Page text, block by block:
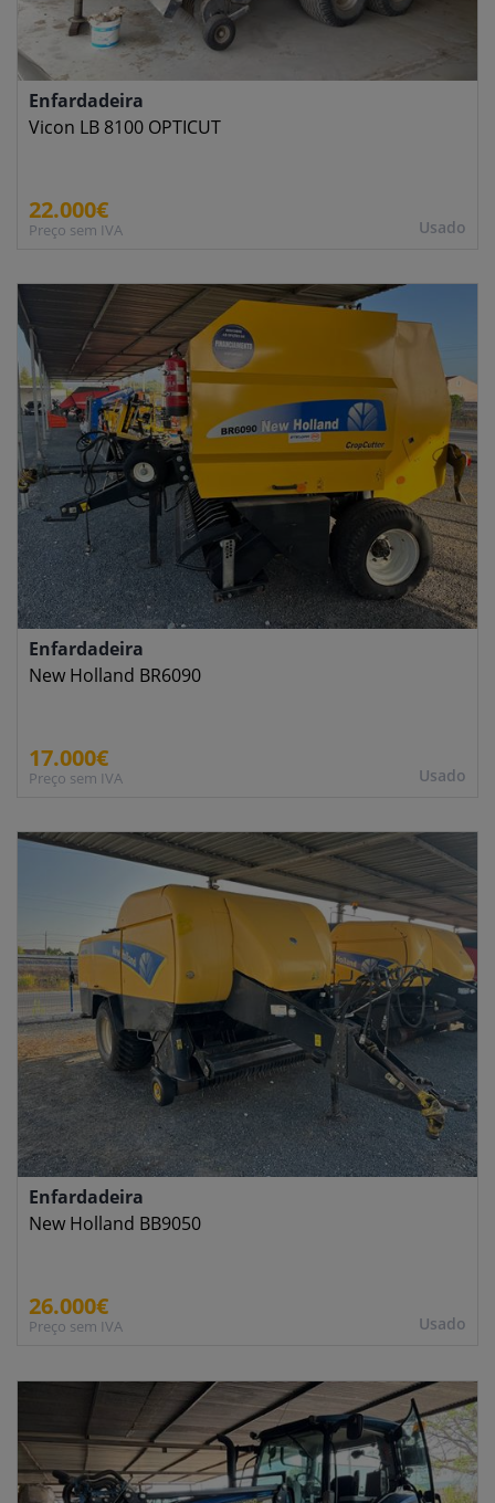
Usado
Enfardadeira
Vicon LB 8100 OPTICUT
22.000€
Preço sem IVA
Usado
Enfardadeira
New Holland BR6090
17.000€
Preço sem IVA
Usado
Enfardadeira
New Holland BB9050
26.000€
Preço sem IVA